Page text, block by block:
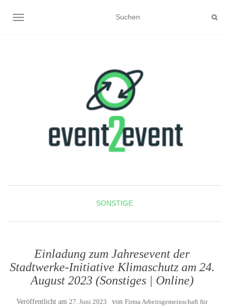
NAVIGATION UMSCHALTEN
SONSTIGE
Einladung zum Jahresevent der
Stadtwerke-Initiative Klimaschutz am 24.
August 2023 (Sonstiges | Online)
Veröffentlicht am 27. Juni 2023 von Firma Arbeitsgemeinschaft für